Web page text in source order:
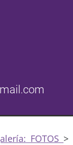
FOTOS >